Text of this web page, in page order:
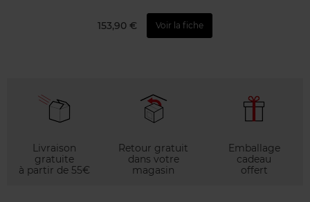
153,90 € Voir la fiche
Livraison
gratuite
à partir de 55€
Retour gratuit
dans votre
magasin
Emballage
cadeau
offert